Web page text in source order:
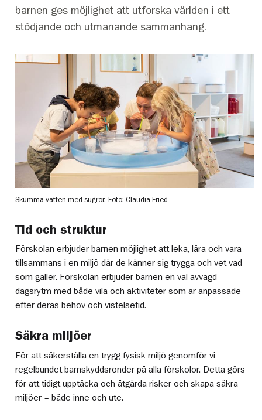
barnen ges möjlighet att utforska världen i ett
stödjande och utmanande sammanhang.
Skumma vatten med sugrör. Foto: Claudia Fried
Tid och struktur
Förskolan erbjuder barnen möjlighet att leka, lära och vara
tillsammans i en miljö där de känner sig trygga och vet vad
som gäller. Förskolan erbjuder barnen en väl avvägd
dagsrytm med både vila och aktiviteter som är anpassade
efter deras behov och vistelsetid.
Säkra miljöer
För att säkerställa en trygg fysisk miljö genomför vi
regelbundet barnskyddsronder på alla förskolor. Detta görs
för att tidigt upptäcka och åtgärda risker och skapa säkra
miljöer – både inne och ute.